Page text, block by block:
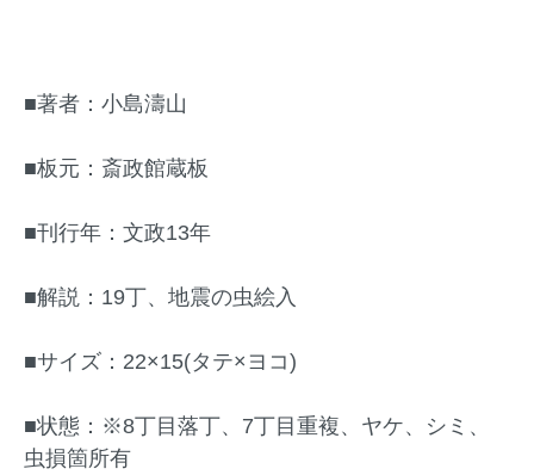
■著者：小島濤山
■板元：斎政館蔵板
■刊行年：文政13年
■解説：19丁、地震の虫絵入
■サイズ：22×15(タテ×ヨコ)
■状態：※8丁目落丁、7丁目重複、ヤケ、シミ、
虫損箇所有